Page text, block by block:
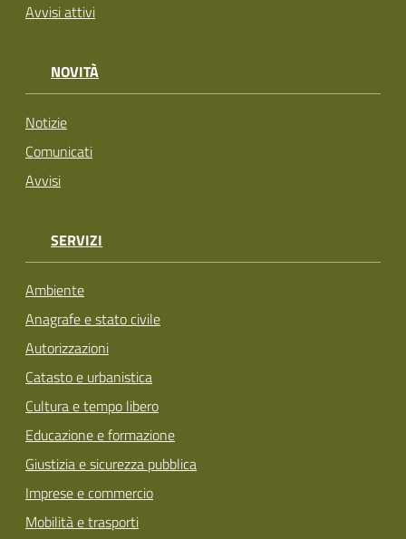
Avvisi attivi
NOVITÀ
Notizie
Comunicati
Avvisi
SERVIZI
Ambiente
Anagrafe e stato civile
Autorizzazioni
Catasto e urbanistica
Cultura e tempo libero
Educazione e formazione
Giustizia e sicurezza pubblica
Imprese e commercio
Mobilità e trasporti